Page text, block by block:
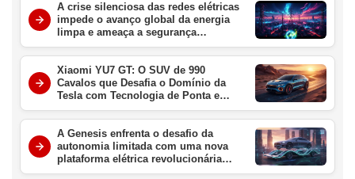
A crise silenciosa das redes elétricas
impede o avanço global da energia
limpa e ameaça a segurança
energética
Xiaomi YU7 GT: O SUV de 990
Cavalos que Desafia o Domínio da
Tesla com Tecnologia de Ponta e
Velocidade Extrema
A Genesis enfrenta o desafio da
autonomia limitada com uma nova
plataforma elétrica revolucionária
para redefinir o luxo em 2027